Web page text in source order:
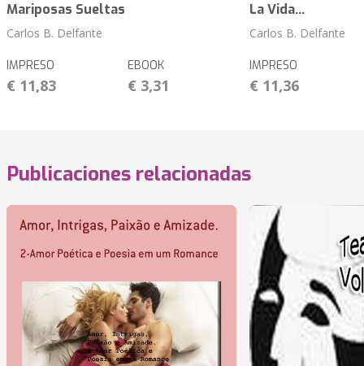
Mariposas Sueltas
Carlos B. Delfante
IMPRESO
€ 11,83
EBOOK
€ 3,31
La Vida...
Carlos B. Delfante
IMPRESO
€ 11,36
Publicaciones relacionadas